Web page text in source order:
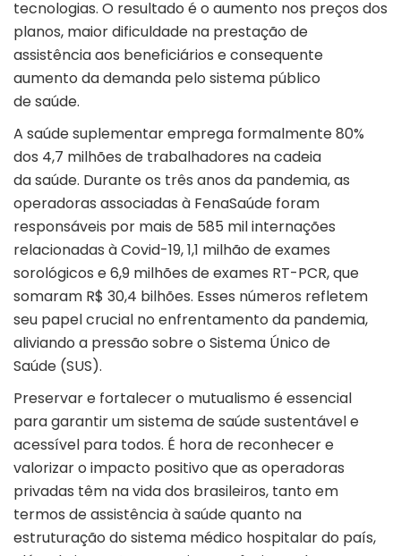
tecnologias. O resultado é o aumento nos preços dos
planos, maior dificuldade na prestação de
assistência aos beneficiários e consequente
aumento da demanda pelo sistema público
de saúde.
A saúde suplementar emprega formalmente 80%
dos 4,7 milhões de trabalhadores na cadeia
da saúde. Durante os três anos da pandemia, as
operadoras associadas à FenaSaúde foram
responsáveis por mais de 585 mil internações
relacionadas à Covid-19, 1,1 milhão de exames
sorológicos e 6,9 milhões de exames RT-PCR, que
somaram R$ 30,4 bilhões. Esses números refletem
seu papel crucial no enfrentamento da pandemia,
aliviando a pressão sobre o Sistema Único de
Saúde (SUS).
Preservar e fortalecer o mutualismo é essencial
para garantir um sistema de saúde sustentável e
acessível para todos. É hora de reconhecer e
valorizar o impacto positivo que as operadoras
privadas têm na vida dos brasileiros, tanto em
termos de assistência à saúde quanto na
estruturação do sistema médico hospitalar do país,